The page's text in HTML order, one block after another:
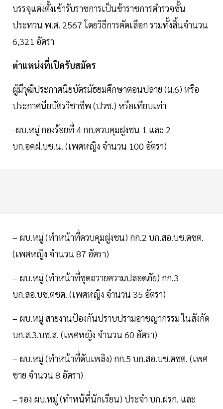
บรรจุแต่งตั้งเข้ารับราชการเป็นข้าราชการตำรวจชั้น
ประทวน พ.ศ. 2567 โดยวิธีการคัดเลือก รวมทั้งสิ้นจำนวน
6,321 อัตรา
ตำแหน่งที่เปิดรับสมัคร
ผู้มีวุฒิประกาศนียบัตรมัธยมศึกษาตอนปลาย (ม.6) หรือ
ประกาศนียบัตรวิชาชีพ (ปวช.) หรือเทียบเท่า
-ผบ.หมู่ กองร้อยที่ 4 กก.ควบคุมฝูงชน 1 และ 2
บก.อคฝ.บช.น. (เพศหญิง จำนวน 100 อัตรา)
– ผบ.หมู่ (ทำหน้าที่ควบคุมฝูงชน) กก.2 บก.สอ.บช.ตชต.
(เพศหญิง จำนวน 87 อัตรา)
– ผบ.หมู่ (ทำหน้าที่ชุดถวายความปลอดภัย) กก.3
บก.สอ.บช.ตชต. (เพศหญิง จำนวน 35 อัตรา)
– ผบ.หมู่ สายงานป้องกันปราบปรามอาชญากรรม ในสังกัด
บก.ส.3.บช.ส. (เพศหญิง จำนวน 60 อัตรา)
– ผบ.หมู่ (ทำหน้าที่ดับเพลิง) กก.5 บก.สอ.บช.ตชต. (เพศ
ชาย จำนวน 8 อัตรา)
– รอง ผบ.หมู่ (ทำหน้ที่นักเรียน) ประจำ บก.ฝรก. และ